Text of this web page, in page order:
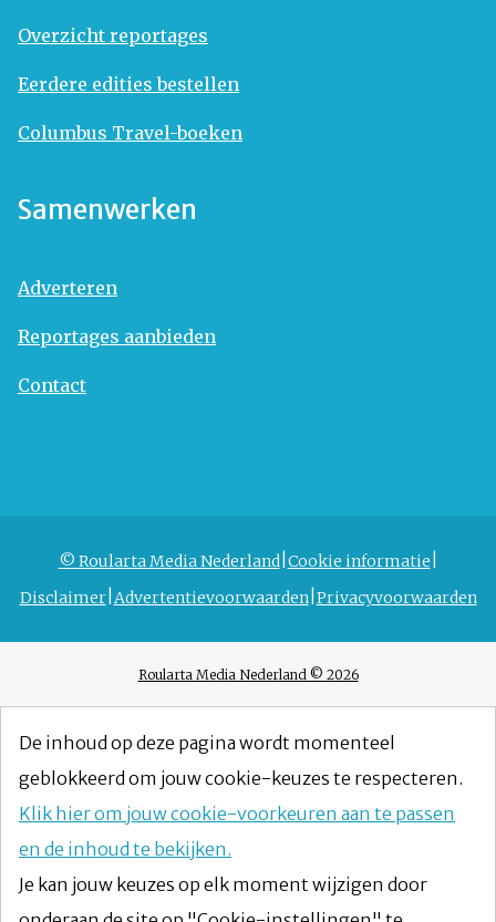
Overzicht reportages
Eerdere edities bestellen
Columbus Travel-boeken
Samenwerken
Adverteren
Reportages aanbieden
Contact
© Roularta Media Nederland Cookie informatie
Disclaimer Advertentievoorwaarden Privacyvoorwaarden
Roularta Media Nederland © 2026
De inhoud op deze pagina wordt momenteel
geblokkeerd om jouw cookie-keuzes te respecteren.
Klik hier om jouw cookie-voorkeuren aan te passen
en de inhoud te bekijken.
Je kan jouw keuzes op elk moment wijzigen door